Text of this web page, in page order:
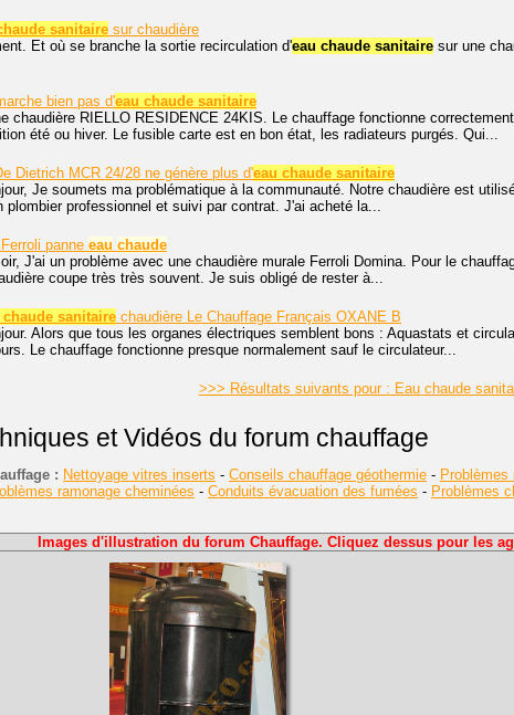
sanitaire sur chaudière
Et où se branche la sortie recirculation d'eau chaude sanitaire sur une
bien pas d'eau chaude sanitaire
chaudière RIELLO RESIDENCE 24KIS. Le chauffage fonctionne
été ou hiver. Le fusible carte est en bon état, les radiateurs purgés. Qui...
Dietrich MCR 24/28 ne génère plus d'eau chaude sanitaire
Je soumets ma problématique à la communauté. Notre chaudière est
plombier professionnel et suivi par contrat. J'ai acheté la...
panne eau chaude
J'ai un problème avec une chaudière murale Ferroli Domina. Pour le
coupe très très souvent. Je suis obligé de rester à...
chaude sanitaire chaudière Le Chauffage Français OXANE B
Alors que tous les organes électriques semblent bons : Aquastats et
Le chauffage fonctionne presque normalement sauf le circulateur...
>>> Résultats suivants pour : Eau chaude
et Vidéos du forum chauffage
: Nettoyage vitres inserts - Conseils chauffage géothermie - Problèmes
ramonage cheminées - Conduits évacuation des fumées - Problèmes
Images d'illustration du forum Chauffage. Cliquez dessus pour les